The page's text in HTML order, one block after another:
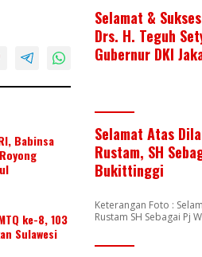
Babinsa
ke-8, 103
Sulawesi
Selamat &
Drs. H. Teguh
Gubernur DKI
Selamat Atas
Rustam, SH
Bukittinggi
Keterangan Foto :
Rustam SH Sebagai Pj